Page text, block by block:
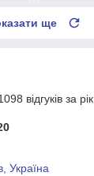
ще
відгуків за рік
Україна